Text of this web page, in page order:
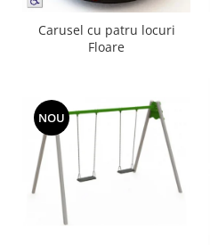
Carusel cu patru locuri
Floare
NOU